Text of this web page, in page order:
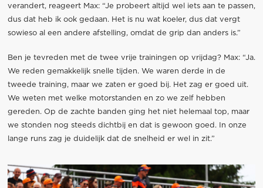
verandert, reageert Max: “Je probeert altijd wel iets aan te passen,
dus dat heb ik ook gedaan. Het is nu wat koeler, dus dat vergt
sowieso al een andere afstelling, omdat de grip dan anders is.”
Ben je tevreden met de twee vrije trainingen op vrijdag? Max: “Ja.
We reden gemakkelijk snelle tijden. We waren derde in de
tweede training, maar we zaten er goed bij. Het zag er goed uit.
We weten met welke motorstanden en zo we zelf hebben
gereden. Op de zachte banden ging het niet helemaal top, maar
we stonden nog steeds dichtbij en dat is gewoon goed. In onze
lange runs zag je duidelijk dat de snelheid er wel in zit.”